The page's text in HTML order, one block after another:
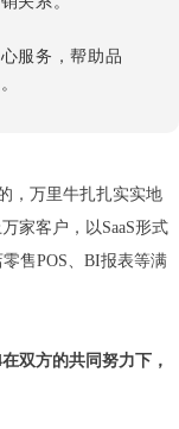
服务，帮助品
，万里牛扎扎实实地
家客户，以SaaS形式
售POS、BI报表等满
双方的共同努力下，